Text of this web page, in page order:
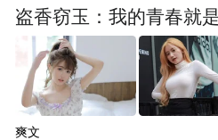
（稿件来源：凤观聊城
“特别声明：以上作品内容(
频)为凤凰网旗下自媒体平台
盗香窃玉：我的青春就
爽文